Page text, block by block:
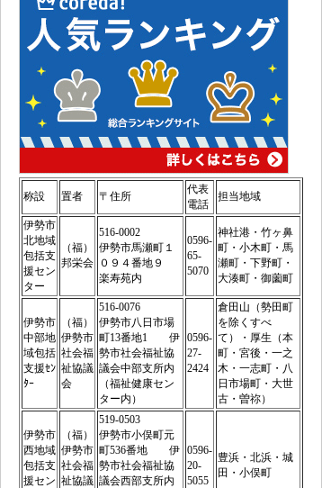
称設 置者 〒住所
代表
電話
担当地域
伊勢市
北地域
包括支
援セン
ター
（福）
邦栄会
516-0002
伊勢市馬瀬町１
０９４番地９
楽寿苑内
0596-
65-
5070
神社港・竹ヶ鼻
町・小木町・馬
瀬町・下野町・
大湊町・御薗町
伊勢市
中部地
域包括
支援ｾﾝ
ﾀｰ
（福）
伊勢市
社会福
祉協議
会
516-0076
伊勢市八日市場
町13番地1 伊
勢市社会福祉協
議会中部支所内
（福祉健康セン
ター内）
0596-
27-
2424
倉田山（勢田町
を除くすべ
て）・厚生（本
町・宮後・一之
木・一志町・八
日市場町・大世
古・曽祢）
伊勢市
西地域
包括支
援セン
（福）
伊勢市
社会福
祉協議
519-0503
伊勢市小俣町元
町536番地 伊
勢市社会福祉協
議会西部支所内
0596-
20-
5055
豊浜・北浜・城
田・小俣町